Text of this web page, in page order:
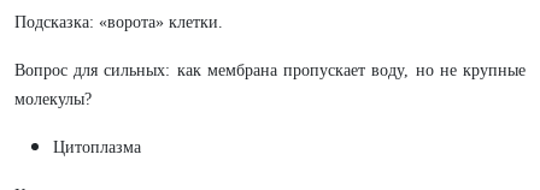
Подсказка: «ворота» клетки.
Вопрос для сильных: как мембрана пропускает воду, но не крупные
молекулы?
Цитоплазма